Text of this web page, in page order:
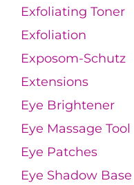
Exfoliating Toner
Exfoliation
Exposom-Schutz
Extensions
Eye Brightener
Eye Massage Tool
Eye Patches
Eye Shadow Base